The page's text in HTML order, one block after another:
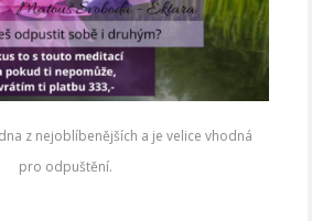
z nejoblíbenějších a je velice vhodná
pro odpuštění.